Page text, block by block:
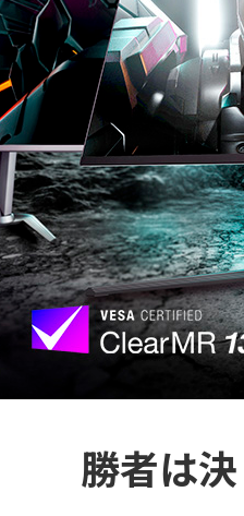
勝者は